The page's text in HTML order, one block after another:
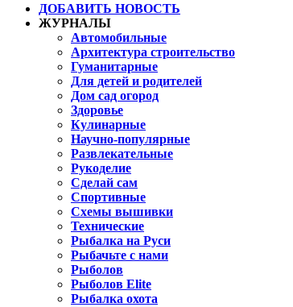
ДОБАВИТЬ НОВОСТЬ
ЖУРНАЛЫ
Автомобильные
Архитектура строительство
Гуманитарные
Для детей и родителей
Дом сад огород
Здоровье
Кулинарные
Научно-популярные
Развлекательные
Рукоделие
Сделай сам
Спортивные
Схемы вышивки
Технические
Рыбалка на Руси
Рыбачьте с нами
Рыболов
Рыболов Elite
Рыбалка охота